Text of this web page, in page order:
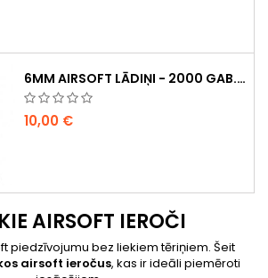
6MM AIRSOFT LĀDIŅI - 2000 GAB., 0,20G, AUGSTAS KVALITĀTES
10,00 €
AIRSOFT IEROČI
piedzīvojumu bez liekiem tēriņiem. Šeit
airsoft ieročus, kas ir ideāli piemēroti